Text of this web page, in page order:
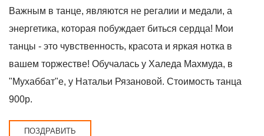
Важным в танце, являются не регалии и медали, а
энергетика, которая побуждает биться сердца! Мои
танцы - это чувственность, красота и яркая нотка в
вашем торжестве! Обучалась у Халеда Махмуда, в
"Мухаббат"е, у Натальи Рязановой. Стоимость танца
900р.
ПОЗДРАВИТЬ